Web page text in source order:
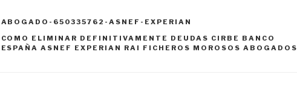
CATEGORÍAS
ABOGADO-650335762-ASNEF-EXPERIAN
ETIQUETAS
COMO ELIMINAR DEFINITIVAMENTE DEUDAS CIRBE BANCO
ESPAÑA ASNEF EXPERIAN RAI FICHEROS MOROSOS ABOGADOS